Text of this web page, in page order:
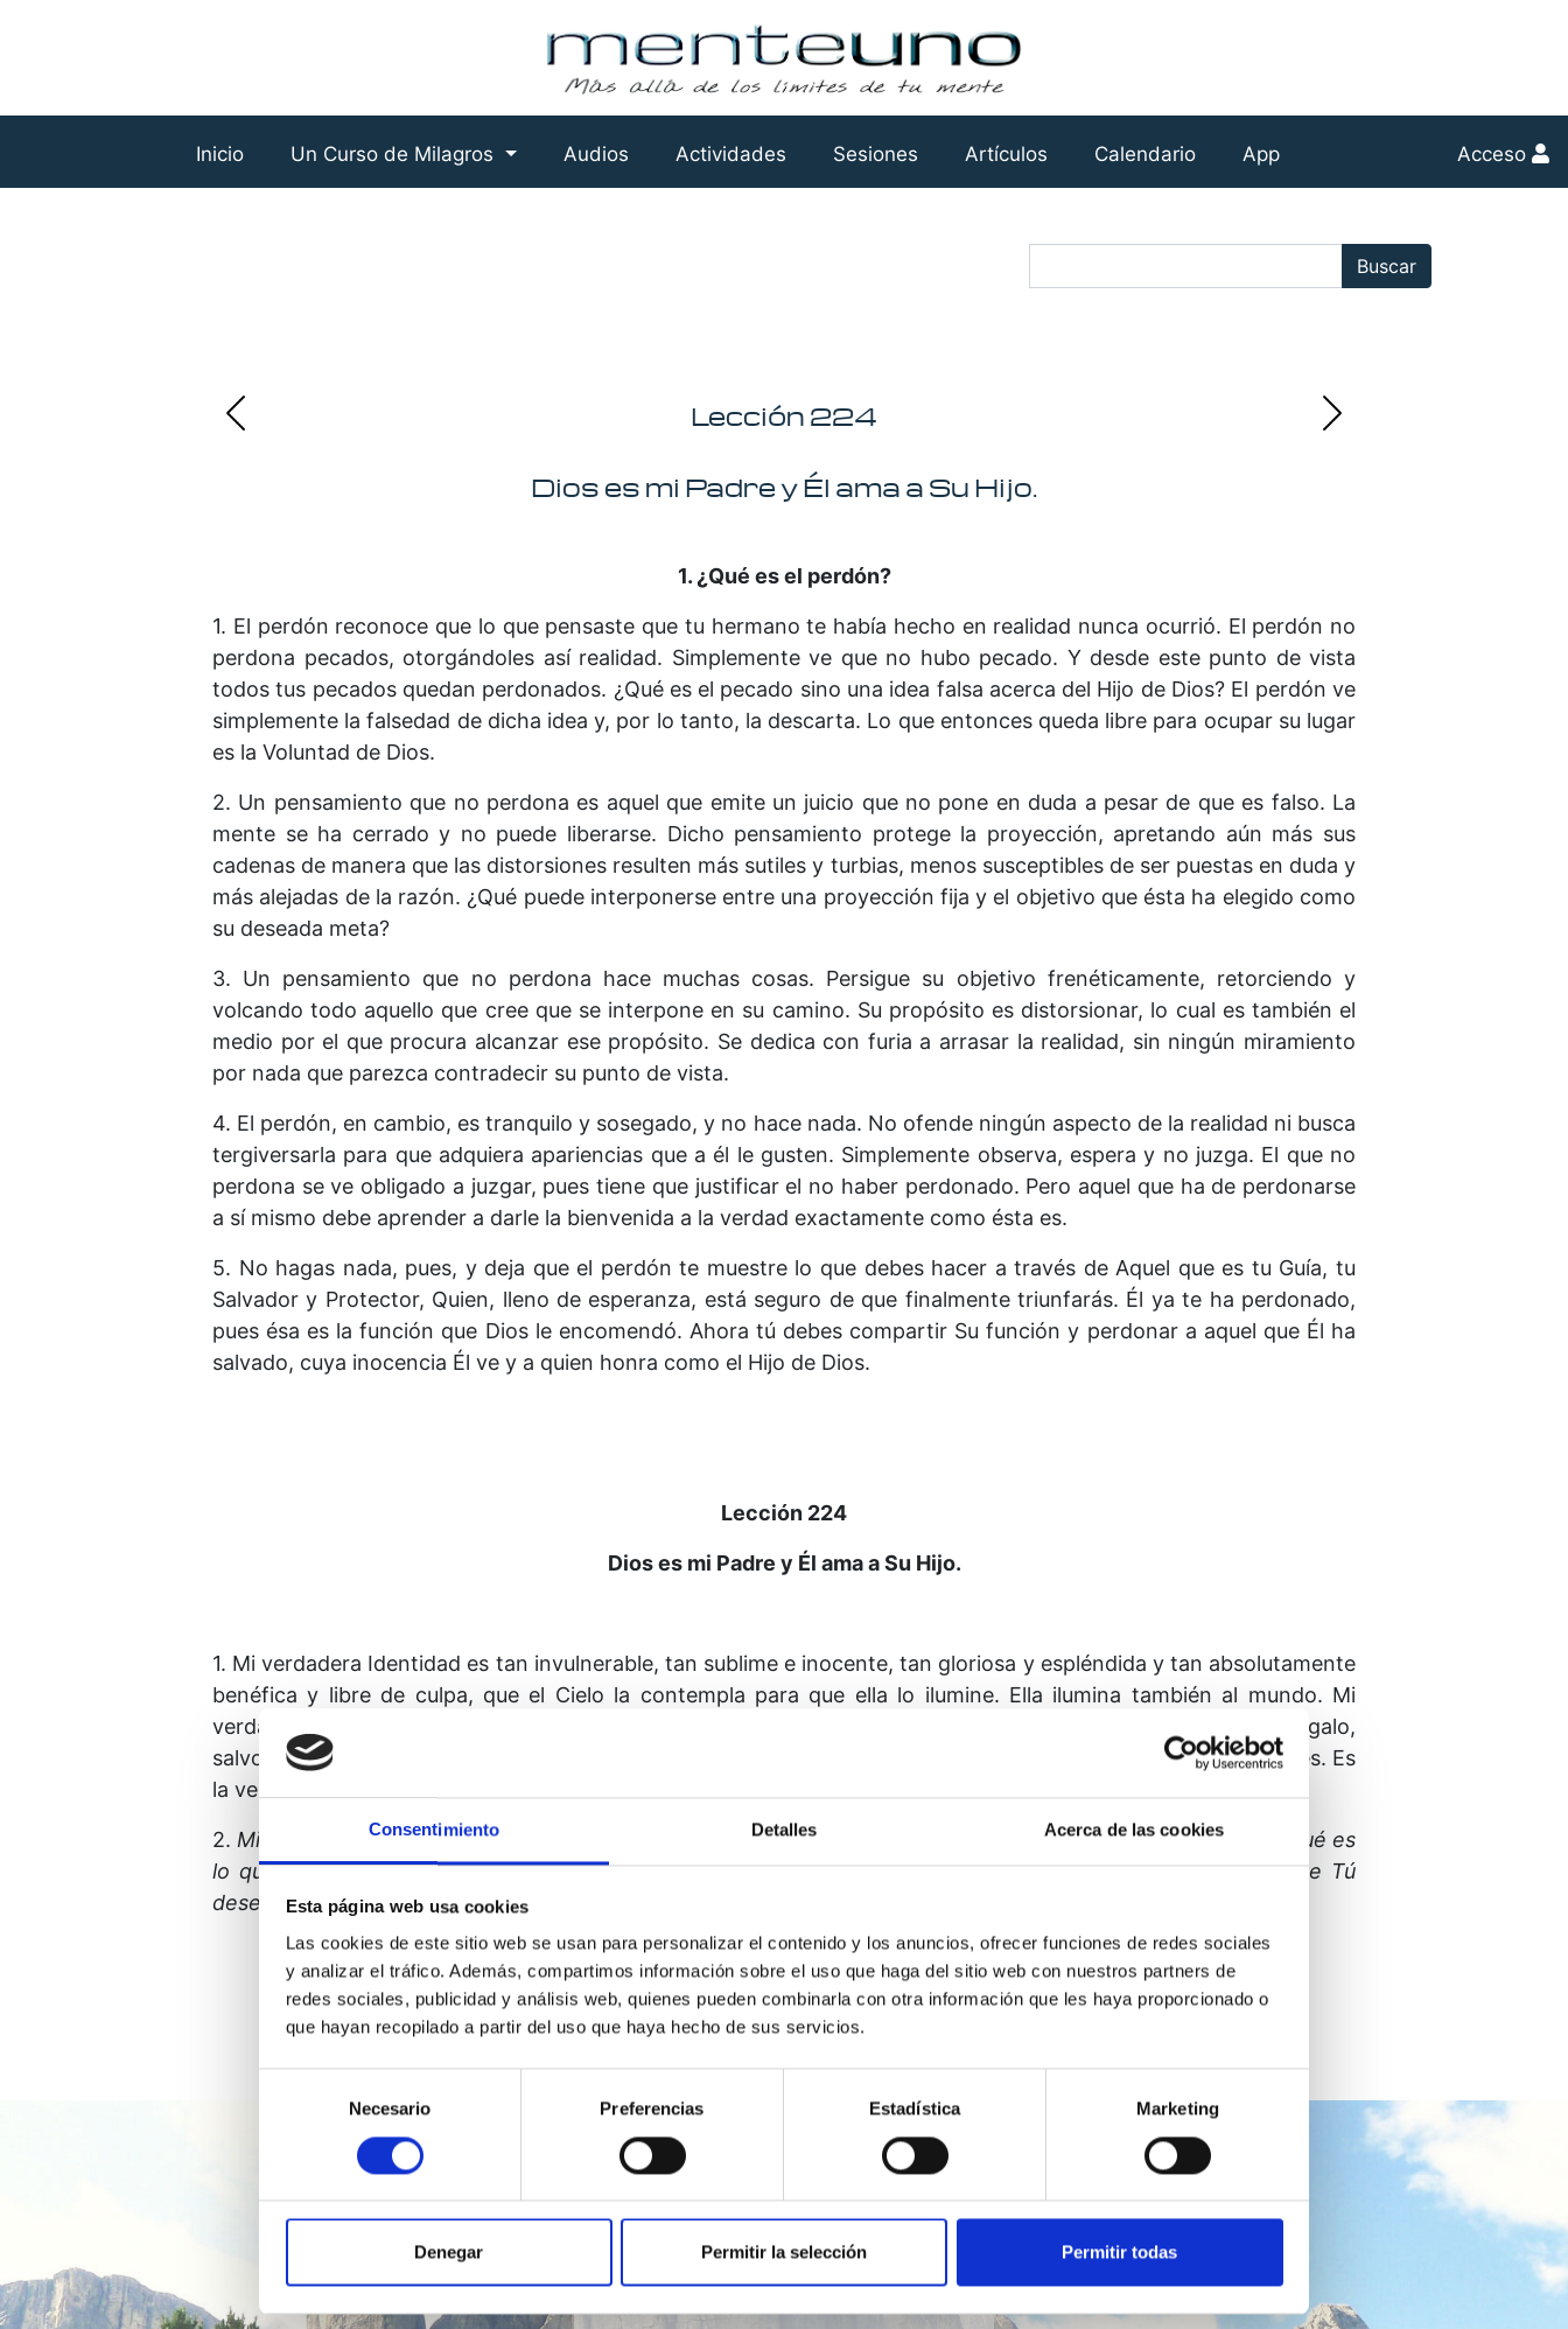
Consentimiento Detalles Acerca de las cookies
Esta página web usa cookies
Las cookies de este sitio web se usan para personalizar el contenido y los anuncios, ofrecer funciones de redes sociales
y analizar el tráfico. Además, compartimos información sobre el uso que haga del sitio web con nuestros partners de
redes sociales, publicidad y análisis web, quienes pueden combinarla con otra información que les haya proporcionado o
que hayan recopilado a partir del uso que haya hecho de sus servicios.
consentimiento
Necesario Preferencias Estadística Marketing
Denegar Permitir la selección Permitir todas
Inicio Un Curso de Milagros Audios Actividades Sesiones Artículos Calendario App Acceso
Buscar:
Buscar
Lección 224
Dios es mi Padre y Él ama a Su Hijo.
1. ¿Qué es el perdón?
1. El perdón reconoce que lo que pensaste que tu hermano te había hecho en realidad nunca ocurrió. El perdón no
perdona pecados, otorgándoles así realidad. Simplemente ve que no hubo pecado. Y desde este punto de vista
todos tus pecados quedan perdonados. ¿Qué es el pecado sino una idea falsa acerca del Hijo de Dios? El perdón ve
simplemente la falsedad de dicha idea y, por lo tanto, la descarta. Lo que entonces queda libre para ocupar su lugar
es la Voluntad de Dios.
2. Un pensamiento que no perdona es aquel que emite un juicio que no pone en duda a pesar de que es falso. La
mente se ha cerrado y no puede liberarse. Dicho pensamiento protege la proyección, apretando aún más sus
cadenas de manera que las distorsiones resulten más sutiles y turbias, menos susceptibles de ser puestas en duda y
más alejadas de la razón. ¿Qué puede interponerse entre una proyección fija y el objetivo que ésta ha elegido como
su deseada meta?
3. Un pensamiento que no perdona hace muchas cosas. Persigue su objetivo frenéticamente, retorciendo y
volcando todo aquello que cree que se interpone en su camino. Su propósito es distorsionar, lo cual es también el
medio por el que procura alcanzar ese propósito. Se dedica con furia a arrasar la realidad, sin ningún miramiento
por nada que parezca contradecir su punto de vista.
4. El perdón, en cambio, es tranquilo y sosegado, y no hace nada. No ofende ningún aspecto de la realidad ni busca
tergiversarla para que adquiera apariencias que a él le gusten. Simplemente observa, espera y no juzga. El que no
perdona se ve obligado a juzgar, pues tiene que justificar el no haber perdonado. Pero aquel que ha de perdonarse
a sí mismo debe aprender a darle la bienvenida a la verdad exactamente como ésta es.
5. No hagas nada, pues, y deja que el perdón te muestre lo que debes hacer a través de Aquel que es tu Guía, tu
Salvador y Protector, Quien, lleno de esperanza, está seguro de que finalmente triunfarás. Él ya te ha perdonado,
pues ésa es la función que Dios le encomendó. Ahora tú debes compartir Su función y perdonar a aquel que Él ha
salvado, cuya inocencia Él ve y a quien honra como el Hijo de Dios.
Lección 224
Dios es mi Padre y Él ama a Su Hijo.
1. Mi verdadera Identidad es tan invulnerable, tan sublime e ino­cente, tan gloriosa y espléndida y tan absolutamente
benéfica y libre de culpa, que el Cielo la contempla para que ella lo ilumine. Ella ilumina también al mundo. Mi
verdadera Identidad es el regalo que mi Padre me hizo y el que yo a mi vez le hago al mundo. No hay otro regalo,
salvo éste, que se puede dar o reci­bir. Mi verdadera identidad y sólo Ella es la realidad. Es el final de las ilusiones. Es
la verdad.
2. Mi nombre, ¡oh Padre!, todavía te es conocido. Yo lo he olvidado, y no sé adónde me dirijo, quién soy, ni qué es
lo que debo hacer. Recuér­damelo ahora, Padre, pues estoy cansado del mundo que veo. Revélame lo que Tú
deseas que vea en su lugar.
Lección del día